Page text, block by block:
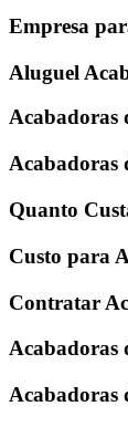
Empresa
Aluguel
Acabadoras
Acabadoras
Quanto
Custo para
Contratar
Acabadoras
Acabadoras